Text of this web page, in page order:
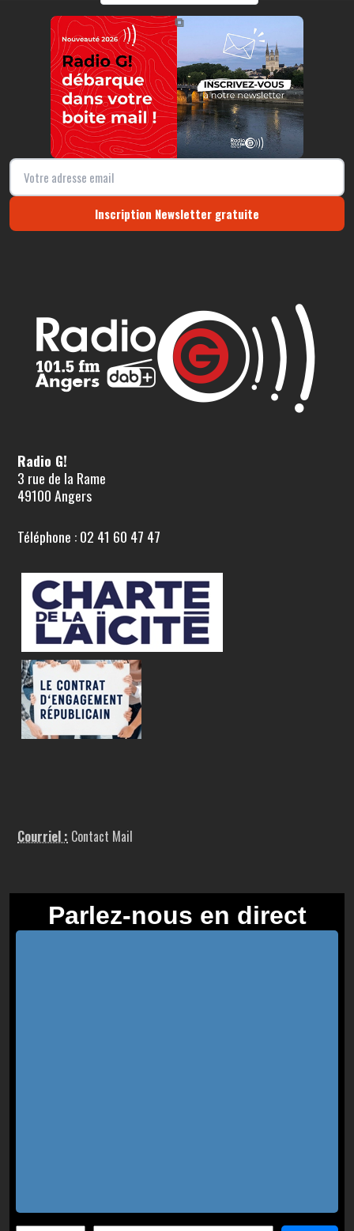
https://radio-g.fr?22258
⧉
Inscription Newsletter gratuite
Radio G!
3 rue de la Rame
49100 Angers
Téléphone : 02 41 60 47 47
Courriel : Contact Mail